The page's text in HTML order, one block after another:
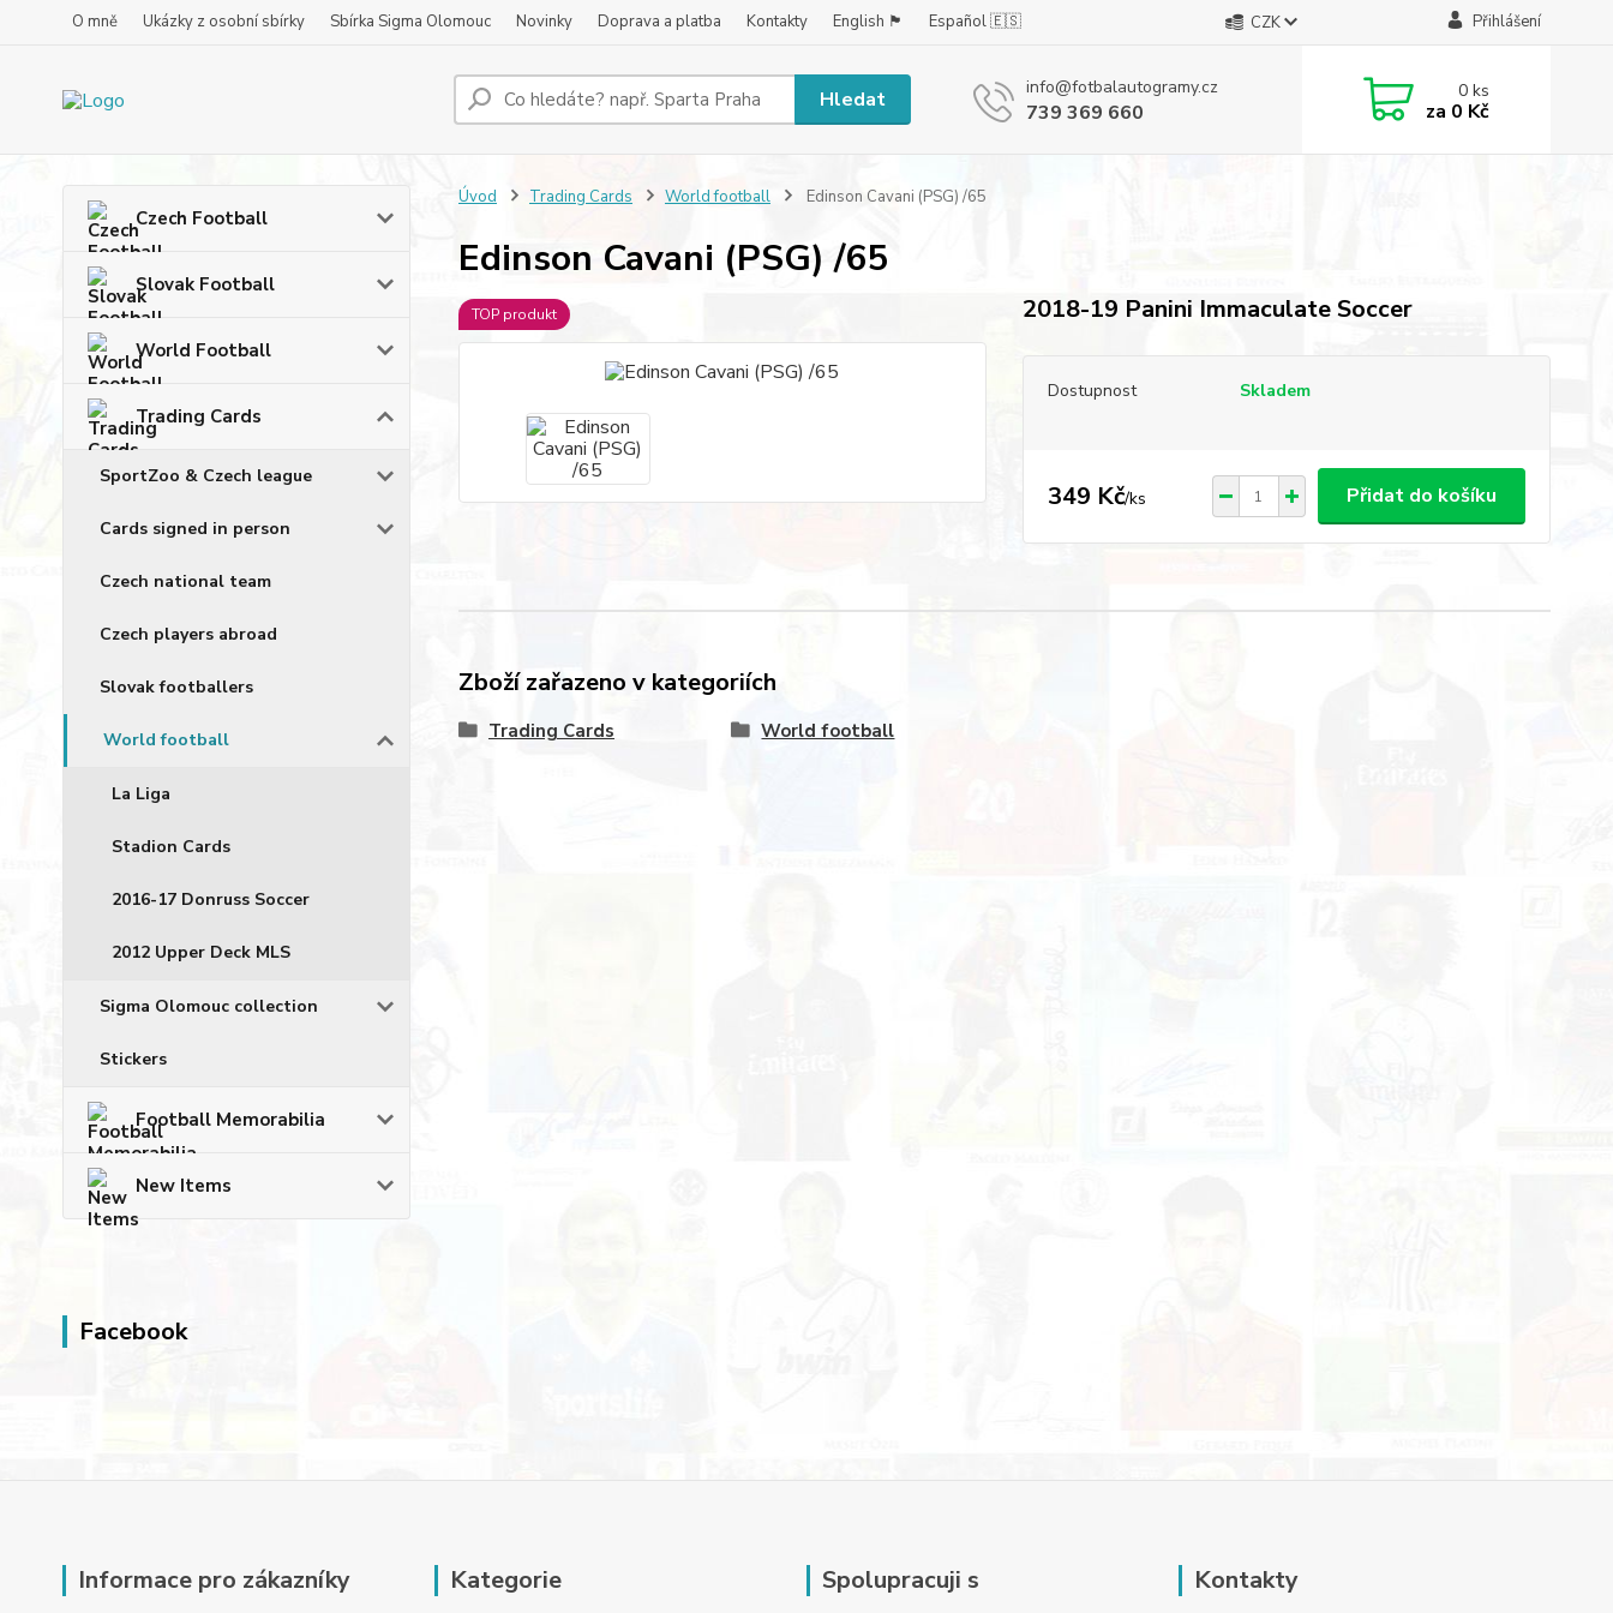
O mně Ukázky z osobní sbírky Sbírka Sigma Olomouc Novinky Doprava a platba Kontakty English 🏴󠁧󠁢󠁥󠁮󠁧󠁿 Español 🇪🇸 CZK Přihlášení
Hledat info@fotbalautogramy.cz
739 369 660
0ks
za 0 Kč
Czech Football
Slovak Football
World Football
Trading Cards
SportZoo & Czech league
Cards signed in person
Czech national team
Czech players abroad
Slovak footballers
World football
La Liga
Stadion Cards
2016-17 Donruss Soccer
2012 Upper Deck MLS
Sigma Olomouc collection
Stickers
Football Memorabilia
New Items
Facebook
Úvod Trading Cards World football Edinson Cavani (PSG) /65
Edinson Cavani (PSG) /65
TOP produkt 2018-19 Panini Immaculate Soccer
Dostupnost Skladem
349 Kč/ks Přidat do košíku
Zboží zařazeno v kategoriích
Trading Cards World football
Informace pro zákazníky Kategorie Spolupracuji s Kontakty